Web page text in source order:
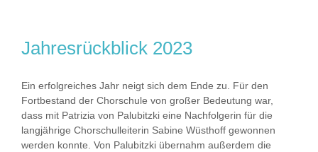
Jahresrückblick 2023
Ein erfolgreiches Jahr neigt sich dem Ende zu. Für den
Fortbestand der Chorschule von großer Bedeutung war,
dass mit Patrizia von Palubitzki eine Nachfolgerin für die
langjährige Chorschulleiterin Sabine Wüsthoff gewonnen
werden konnte. Von Palubitzki übernahm außerdem die